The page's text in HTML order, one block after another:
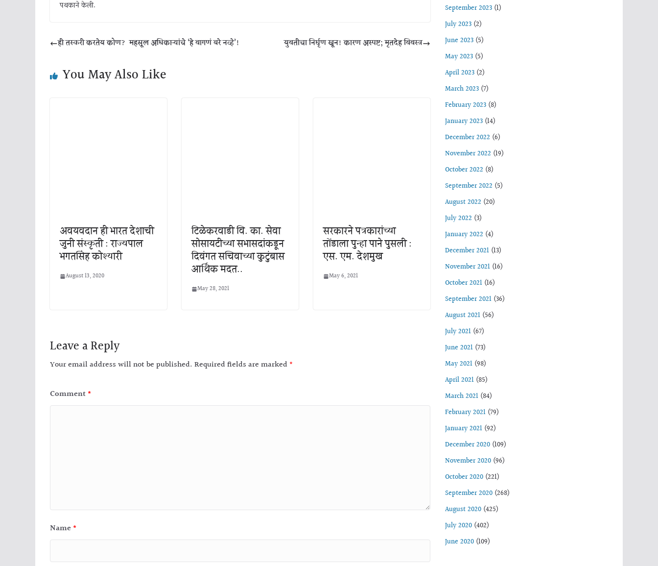
पथकाने केली.
ही तस्करी करतेय कोण? महसूल अधिकाऱ्यांचे ‘हे वागणं बरे नव्हे’! युवतीचा निर्घृण खून! कारण अस्पष्ट; मृतदेह विवस्त्र
You May Also Like
अवयवदान ही भारत देशाची
जुनी संस्कृती : राज्यपाल
भगतसिंह कोश्यारी
August 13, 2020
टिळेकरवाडी वि. का. सेवा
सोसायटीच्या सभासदांकडून
दिवंगत सचिवाच्या कुटुंबास
आर्थिक मदत..
May 28, 2021
सरकारने पत्रकारांच्या
तोंडाला पुन्हा पाने पुसली :
एस. एम. देशमुख
May 6, 2021
Leave a Reply
Your email address will not be published. Required fields are marked *
Comment *
Name *
September 2023 (1)
July 2023 (2)
June 2023 (5)
May 2023 (5)
April 2023 (2)
March 2023 (7)
February 2023 (8)
January 2023 (14)
December 2022 (6)
November 2022 (19)
October 2022 (8)
September 2022 (5)
August 2022 (20)
July 2022 (3)
January 2022 (4)
December 2021 (13)
November 2021 (16)
October 2021 (16)
September 2021 (36)
August 2021 (56)
July 2021 (67)
June 2021 (73)
May 2021 (98)
April 2021 (85)
March 2021 (84)
February 2021 (79)
January 2021 (92)
December 2020 (109)
November 2020 (96)
October 2020 (221)
September 2020 (268)
August 2020 (425)
July 2020 (402)
June 2020 (109)